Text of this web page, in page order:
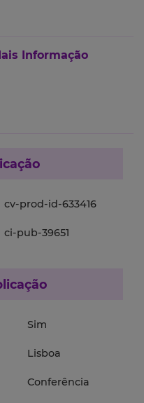
Informação
cv-prod-id-633416
ci-pub-39651
Sim
Lisboa
Conferência